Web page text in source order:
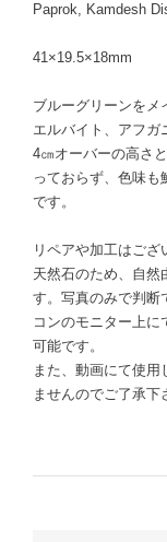
Paprok, Kamdesh
41×19.5×18mm
ブルーグリーンをメ
エルバイト、アフガ
4㎝オーバーの高さ
っておらず、色味も
です。
リペアや加工はござ
天然石のため、自然
す。写真のみで判断
コンのモニター上
可能です。
また、動画にて使用
ませんのでご了承下